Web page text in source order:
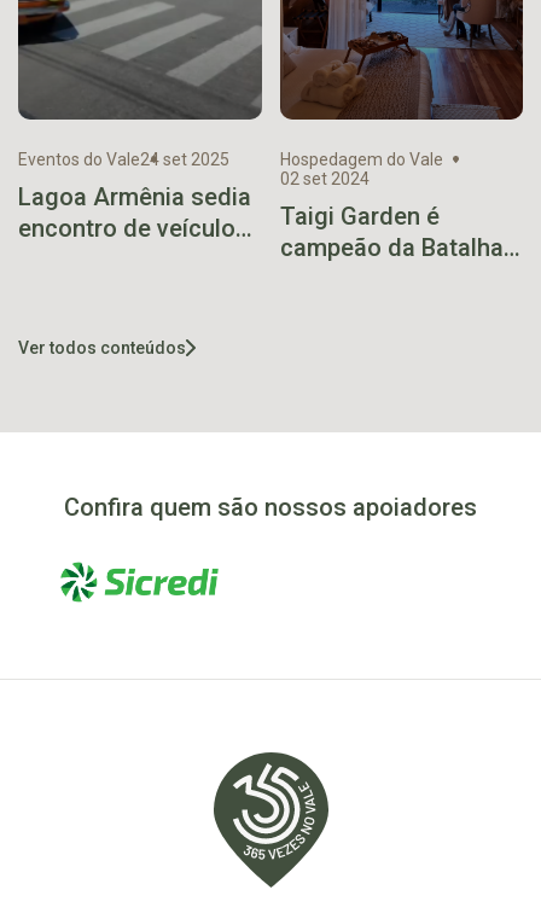
Eventos do Vale24 set 2025
Lagoa Armênia sedia
encontro de veículos
Hospedagem do Vale
02 set 2024
Taigi Garden é
campeão da Batalha
Ver todos conteúdos
Confira quem são nossos apoiadores